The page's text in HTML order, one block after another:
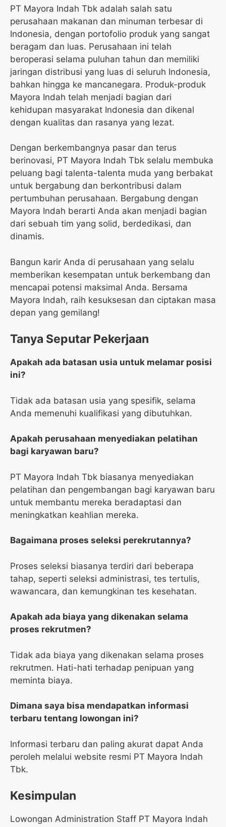
PT Mayora Indah Tbk adalah salah satu
perusahaan makanan dan minuman terbesar di
Indonesia, dengan portofolio produk yang sangat
beragam dan luas. Perusahaan ini telah
beroperasi selama puluhan tahun dan memiliki
jaringan distribusi yang luas di seluruh Indonesia,
bahkan hingga ke mancanegara. Produk-produk
Mayora Indah telah menjadi bagian dari
kehidupan masyarakat Indonesia dan dikenal
dengan kualitas dan rasanya yang lezat.
Dengan berkembangnya pasar dan terus
berinovasi, PT Mayora Indah Tbk selalu membuka
peluang bagi talenta-talenta muda yang berbakat
untuk bergabung dan berkontribusi dalam
pertumbuhan perusahaan. Bergabung dengan
Mayora Indah berarti Anda akan menjadi bagian
dari sebuah tim yang solid, berdedikasi, dan
dinamis.
Bangun karir Anda di perusahaan yang selalu
memberikan kesempatan untuk berkembang dan
mencapai potensi maksimal Anda. Bersama
Mayora Indah, raih kesuksesan dan ciptakan masa
depan yang gemilang!
Tanya Seputar Pekerjaan
Apakah ada batasan usia untuk melamar posisi
ini?
Tidak ada batasan usia yang spesifik, selama
Anda memenuhi kualifikasi yang dibutuhkan.
Apakah perusahaan menyediakan pelatihan
bagi karyawan baru?
PT Mayora Indah Tbk biasanya menyediakan
pelatihan dan pengembangan bagi karyawan baru
untuk membantu mereka beradaptasi dan
meningkatkan keahlian mereka.
Bagaimana proses seleksi perekrutannya?
Proses seleksi biasanya terdiri dari beberapa
tahap, seperti seleksi administrasi, tes tertulis,
wawancara, dan kemungkinan tes kesehatan.
Apakah ada biaya yang dikenakan selama
proses rekrutmen?
Tidak ada biaya yang dikenakan selama proses
rekrutmen. Hati-hati terhadap penipuan yang
meminta biaya.
Dimana saya bisa mendapatkan informasi
terbaru tentang lowongan ini?
Informasi terbaru dan paling akurat dapat Anda
peroleh melalui website resmi PT Mayora Indah
Tbk.
Kesimpulan
Lowongan Administration Staff PT Mayora Indah